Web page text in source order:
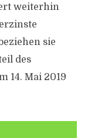
weiterhin
sie
des
14. Mai 2019